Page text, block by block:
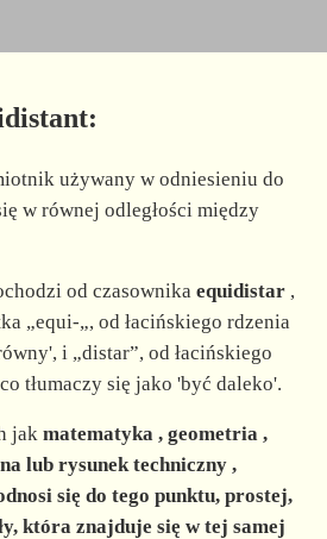
używany w odniesieniu do
w równej odległości między
od czasownika equidistar,
„equi-„, od łacińskiego rdzenia
i „distar”, od łacińskiego
tłumaczy się jako 'być daleko'.
jak matematyka , geometria ,
lub rysunek techniczny,
się do tego punktu, prostej,
która znajduje się w tej samej